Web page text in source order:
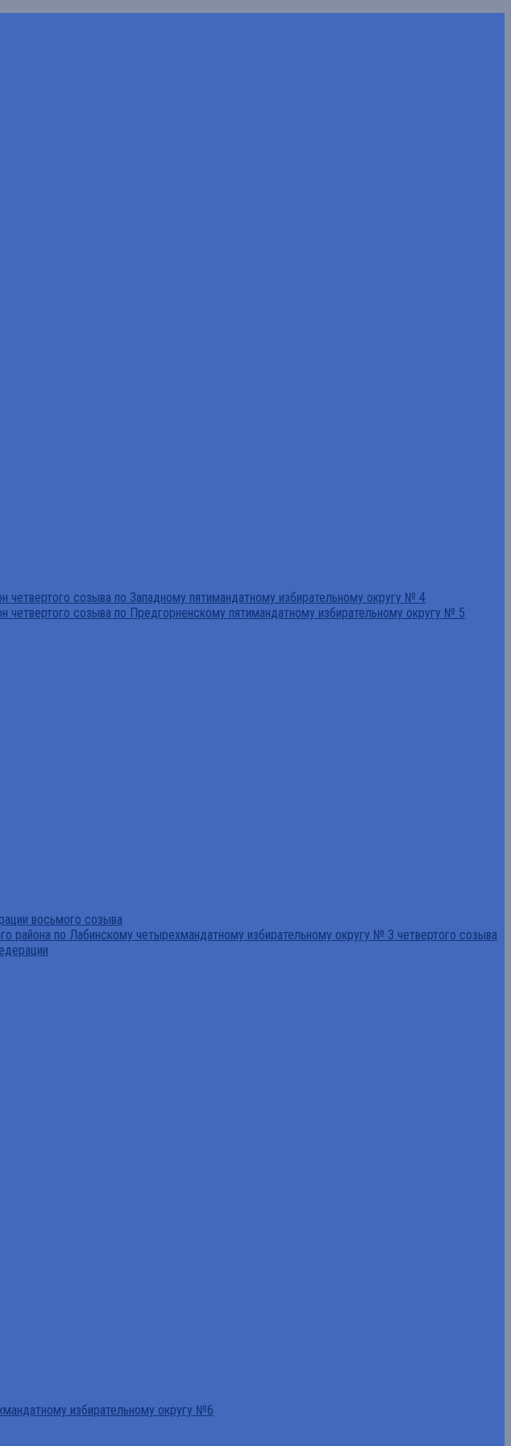
созыва по Западному пятимандатному избирательному округу № 4
созыва по Предгорненскому пятимандатному избирательному округу № 5
восьмого созыва
района по Лабинскому четырехмандатному избирательному округу № 3 четвертого созыва
избирательному округу №6